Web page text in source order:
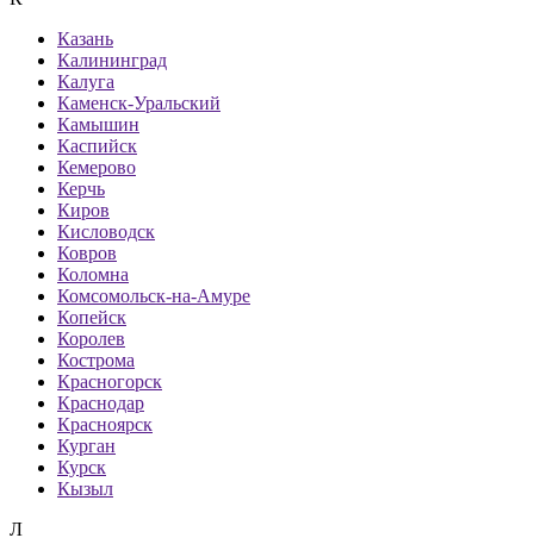
Казань
Калининград
Калуга
Каменск-Уральский
Камышин
Каспийск
Кемерово
Керчь
Киров
Кисловодск
Ковров
Коломна
Комсомольск-на-Амуре
Копейск
Королев
Кострома
Красногорск
Краснодар
Красноярск
Курган
Курск
Кызыл
Л